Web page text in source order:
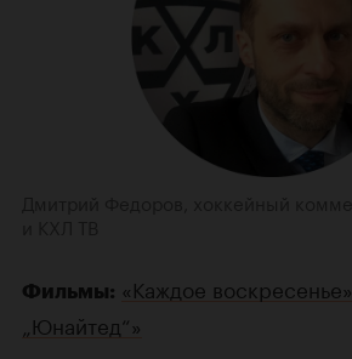
Фильмы: «Каждое воскресенье»
„Юнайтед“»